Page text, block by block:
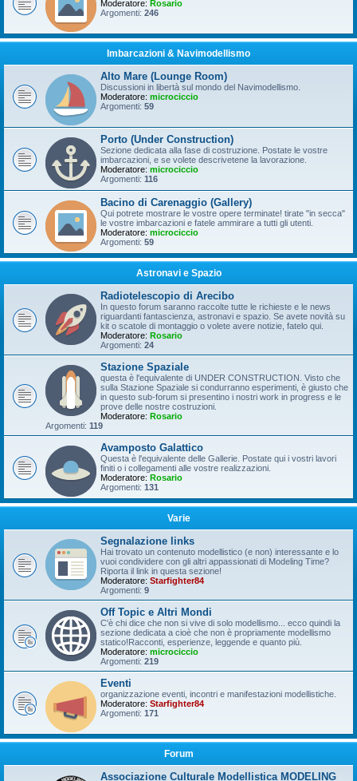
Moderatore: Rosario
Argomenti: 246
Imbarcazioni & Navimodellismo
Alto Mare (Lounge Room)
Discussioni in libertà sul mondo del Navimodellismo.
Moderatore: microciccio
Argomenti: 59
Porto (Under Construction)
Sezione dedicata alla fase di costruzione. Postate le vostre
imbarcazioni, e se volete descrivetene la lavorazione.
Moderatore: microciccio
Argomenti: 116
Bacino di Carenaggio (Gallery)
Qui potrete mostrare le vostre opere terminate! tirate "in secca"
le vostre imbarcazioni e fatele ammirare a tutti gli utenti.
Moderatore: microciccio
Argomenti: 59
Astronavi e Spazio
Radiotelescopio di Arecibo
In questo forum saranno raccolte tutte le richieste e le news
riguardanti fantascienza, astronavi e spazio. Se avete novità su
kit o scatole di montaggio o volete avere notizie, fatelo qui.
Moderatore: Rosario
Argomenti: 24
Stazione Spaziale
questa è l'equivalente di UNDER CONSTRUCTION. Visto che
sulla Stazione Spaziale si condurranno esperimenti, è giusto che
in questo sub-forum si presentino i nostri work in progress e le
prove delle nostre costruzioni.
Moderatore: Rosario
Argomenti: 119
Avamposto Galattico
Questa è l'equivalente delle Gallerie. Postate qui i vostri lavori
finiti o i collegamenti alle vostre realizzazioni.
Moderatore: Rosario
Argomenti: 131
Varie
Segnalazione links
Hai trovato un contenuto modellistico (e non) interessante e lo
vuoi condividere con gli altri appassionati di Modeling Time?
Riporta il link in questa sezione!
Moderatore: Starfighter84
Argomenti: 9
Off Topic e Altri Mondi
C'è chi dice che non si vive di solo modellismo... ecco quindi la
sezione dedicata a cioè che non è propriamente modellismo
statico!Racconti, esperienze, leggende e quanto più.
Moderatore: microciccio
Argomenti: 219
Eventi
organizzazione eventi, incontri e manifestazioni modellistiche.
Moderatore: Starfighter84
Argomenti: 171
Forum
Associazione Culturale Modellistica MODELING